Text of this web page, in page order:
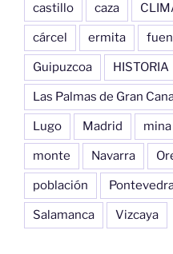
castillo caza
cárcel ermita
Guipuzcoa HISTORIA
Las Palmas de Gran
Lugo Madrid mina
monte Navarra
población
Salamanca Vizcaya